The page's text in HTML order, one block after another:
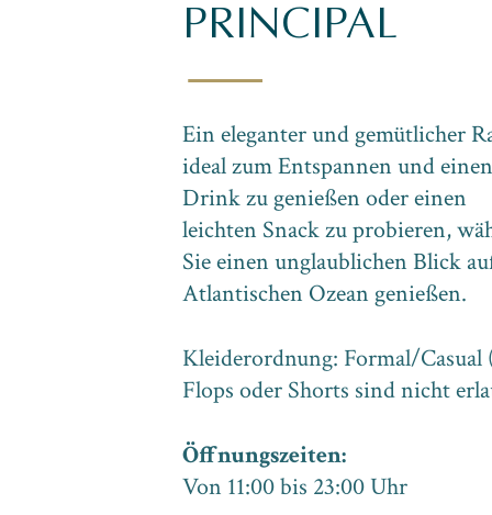
PRINCIPAL
Ein eleganter und gemütlicher
ideal zum Entspannen und einen
Drink zu genießen oder einen
leichten Snack zu probieren,
Sie einen unglaublichen Blick
Atlantischen Ozean genießen.
Kleiderordnung: Formal/Casual
Flops oder Shorts sind nicht
Öffnungszeiten:
Von 11:00 bis 23:00 Uhr